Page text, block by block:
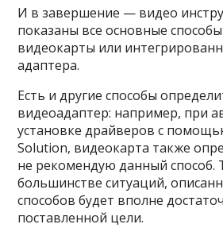
И в завершение — видео
показаны все основные
видеокарты или
адаптера.
Есть и другие способы
видеоадаптер: например, при
установке драйверов с
Solution, видеокарта также
не рекомендую данный способ.
большинстве ситуаций,
способов будет вполне
поставленной цели.